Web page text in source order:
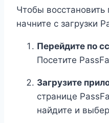
Чтобы восстановить
начните с загрузки
Перейдите по
Посетите
Загрузите
странице
найдите и